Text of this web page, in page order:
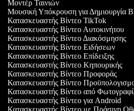
Μοντέρ Ταινιών
Μουσική Υπόκρουση για Δημιουργία
Κατασκευαστής Βίντεο TikTok
Κατασκευαστής Βίντεο Αυτοκινήτου
Κατασκευαστής Βίντεο Διακόσμησης
Κατασκευαστής Βίντεο Ειδήσεων
Κατασκευαστής Βίντεο Επίδειξης
Κατασκευαστής Βίντεο Κηπουρικής
Κατασκευαστής Βίντεο Προφοράς
Κατασκευαστής Βίντεο
Κατασκευαστής Βίντεο από
Κατασκευαστής Βίντεο για Android